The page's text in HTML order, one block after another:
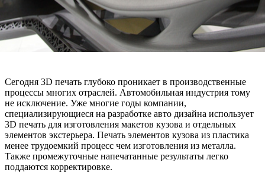
Сегодня 3D печать глубоко проникает в производственные
процессы многих отраслей. Автомобильная индустрия тому
не исключение. Уже многие годы компании,
специализирующиеся на разработке авто дизайна использует
3D печать для изготовления макетов кузова и отдельных
элементов экстерьера. Печать элементов кузова из пластика
менее трудоемкий процесс чем изготовления из металла.
Также промежуточные напечатанные результаты легко
поддаются корректировке.